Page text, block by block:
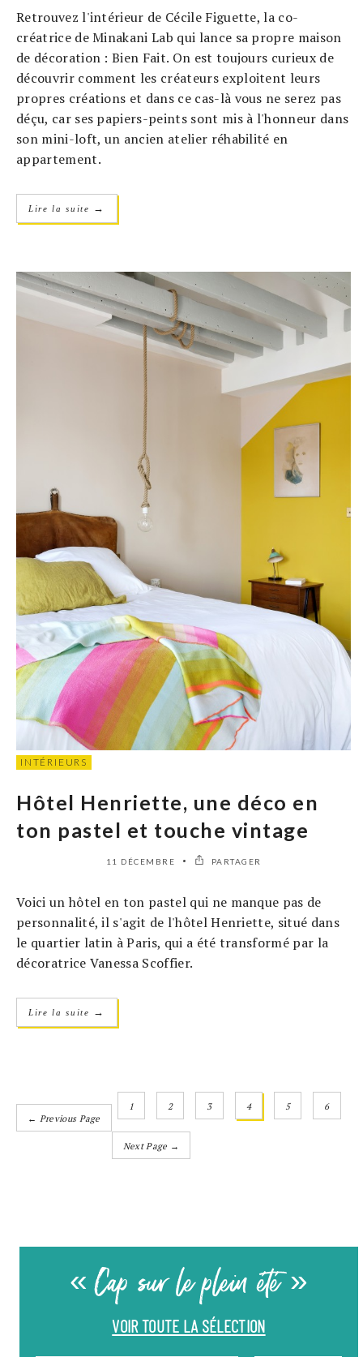
Retrouvez l'intérieur de Cécile Figuette, la co-
créatrice de Minakani Lab qui lance sa propre maison
de décoration : Bien Fait. On est toujours curieux de
découvrir comment les créateurs exploitent leurs
propres créations et dans ce cas-là vous ne serez pas
déçu, car ses papiers-peints sont mis à l'honneur dans
son mini-loft, un ancien atelier réhabilité en
appartement.
Lire la suite →
INTÉRIEURS
Hôtel Henriette, une déco en
ton pastel et touche vintage
11 DÉCEMBRE PARTAGER
Voici un hôtel en ton pastel qui ne manque pas de
personnalité, il s'agit de l'hôtel Henriette, situé dans
le quartier latin à Paris, qui a été transformé par la
décoratrice Vanessa Scoffier.
Lire la suite →
← Previous Page
1 2 3 4 5 6
Next Page →
« Cap sur le plein été »
VOIR TOUTE LA SÉLECTION